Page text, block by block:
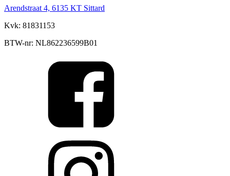
Arendstraat 4, 6135 KT Sittard
Kvk: 81831153
BTW-nr: NL862236599B01